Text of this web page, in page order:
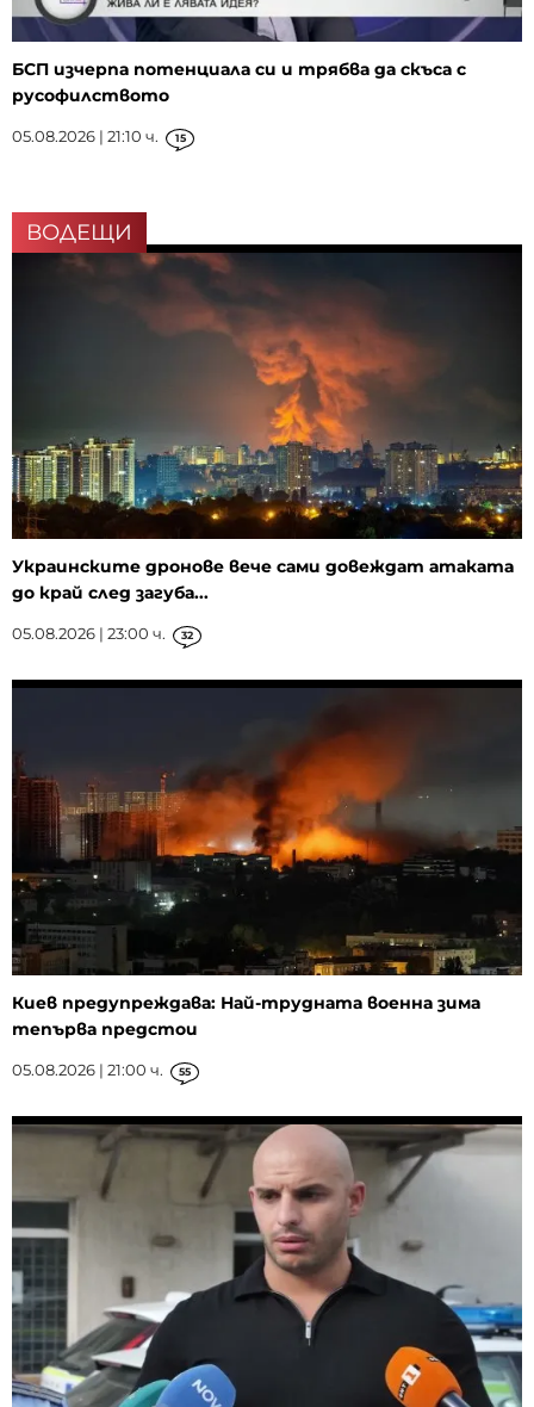
БСП изчерпа потенциала си и трябва да скъса с
русофилството
05.08.2026 | 21:10 ч. 15
ВОДЕЩИ
Украинските дронове вече сами довеждат атаката
до край след загуба...
05.08.2026 | 23:00 ч. 32
Киев предупреждава: Най-трудната военна зима
тепърва предстои
05.08.2026 | 21:00 ч. 55